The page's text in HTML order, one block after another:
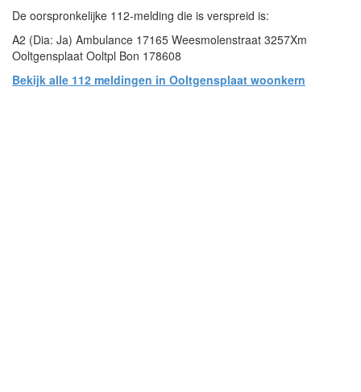
De oorspronkelijke 112-melding die is verspreid is:
A2 (Dia: Ja) Ambulance 17165 Weesmolenstraat 3257Xm
Ooltgensplaat Ooltpl Bon 178608
Bekijk alle 112 meldingen in Ooltgensplaat woonkern